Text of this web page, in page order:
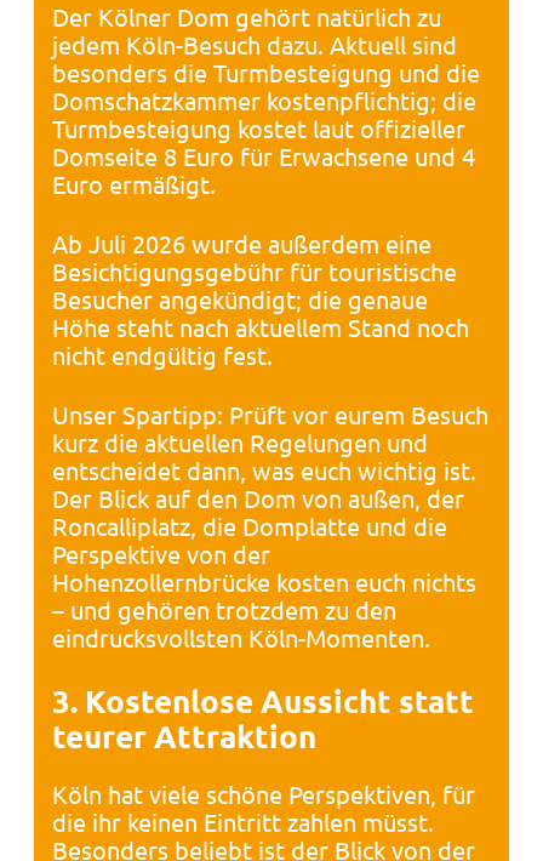
Der Kölner Dom gehört natürlich zu
jedem Köln-Besuch dazu. Aktuell sind
besonders die Turmbesteigung und die
Domschatzkammer kostenpflichtig; die
Turmbesteigung kostet laut offizieller
Domseite 8 Euro für Erwachsene und 4
Euro ermäßigt.
Ab Juli 2026 wurde außerdem eine
Besichtigungsgebühr für touristische
Besucher angekündigt; die genaue
Höhe steht nach aktuellem Stand noch
nicht endgültig fest.
Unser Spartipp: Prüft vor eurem Besuch
kurz die aktuellen Regelungen und
entscheidet dann, was euch wichtig ist.
Der Blick auf den Dom von außen, der
Roncalliplatz, die Domplatte und die
Perspektive von der
Hohenzollernbrücke kosten euch nichts
– und gehören trotzdem zu den
eindrucksvollsten Köln-Momenten.
3. Kostenlose Aussicht statt
teurer Attraktion
Köln hat viele schöne Perspektiven, für
die ihr keinen Eintritt zahlen müsst.
Besonders beliebt ist der Blick von der